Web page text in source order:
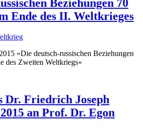
Beziehungen 70
Ende des II. Weltkrieges
»Die deutsch-russischen Beziehungen
des Zweiten Weltkriegs«
Dr. Friedrich Joseph
an Prof. Dr. Egon